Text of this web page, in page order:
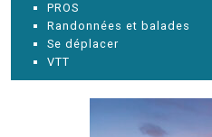
PROS
Randonnées et balades
Se déplacer
VTT